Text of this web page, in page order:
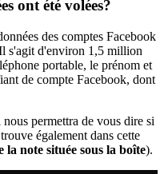
ont été volées?
des comptes Facebook
s'agit d'environ 1,5 million
portable, le prénom et
de compte Facebook, dont
permettra de vous dire si
également dans cette
note située sous la boîte).